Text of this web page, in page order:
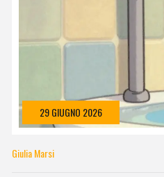
29 GIUGNO 2026
Giulia Marsi